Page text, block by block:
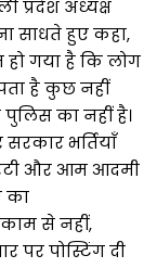
प्रदेश अध्यक्ष
साधते हुए कहा,
गया है कि लोग
है कुछ नहीं
पुलिस का नहीं है।
भर्तियाँ
और आम आदमी
का
से नहीं,
पर पोस्टिंग दी